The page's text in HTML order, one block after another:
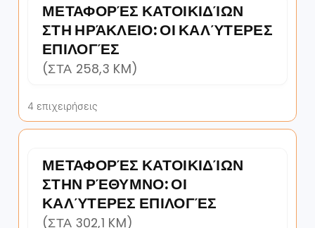
ΜΕΤΑΦΟΡΈΣ ΚΑΤΟΙΚΙΔΊΩΝ
ΣΤΗ ΗΡΆΚΛΕΙΟ: ΟΙ ΚΑΛΎΤΕΡΕΣ
ΕΠΙΛΟΓΈΣ
(ΣΤΑ 258,3 KM)
4 επιχειρήσεις
ΜΕΤΑΦΟΡΈΣ ΚΑΤΟΙΚΙΔΊΩΝ
ΣΤΗΝ ΡΈΘΥΜΝΟ: ΟΙ
ΚΑΛΎΤΕΡΕΣ ΕΠΙΛΟΓΈΣ
(ΣΤΑ 302,1 KM)